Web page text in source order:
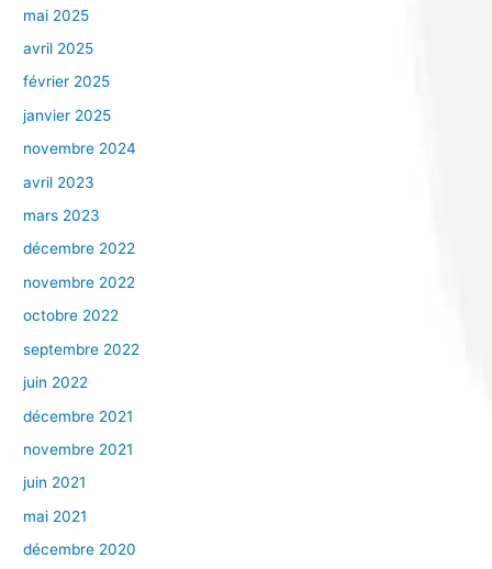
mai 2025
avril 2025
février 2025
janvier 2025
novembre 2024
avril 2023
mars 2023
décembre 2022
novembre 2022
octobre 2022
septembre 2022
juin 2022
décembre 2021
novembre 2021
juin 2021
mai 2021
décembre 2020